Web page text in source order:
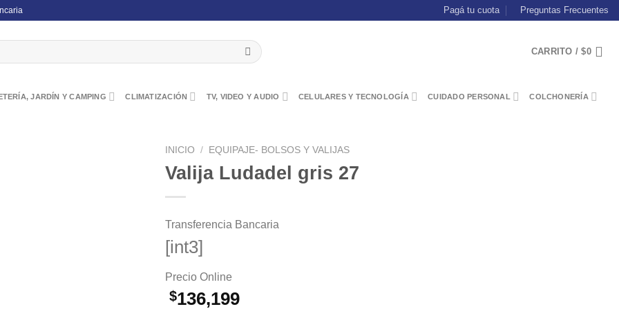
Pagá tu cuota Preguntas Frecuentes
CARRITO /$0
JARDÍN Y CAMPING CLIMATIZACIÓN TV, VIDEO Y AUDIO CELULARES Y TECNOLOGÍA CUIDADO PERSONAL COLCHONERÍA
INICIO / EQUIPAJE- BOLSOS Y VALIJAS
Valija Ludadel gris 27
Transferencia Bancaria
[int3]
Precio Online
$136,199